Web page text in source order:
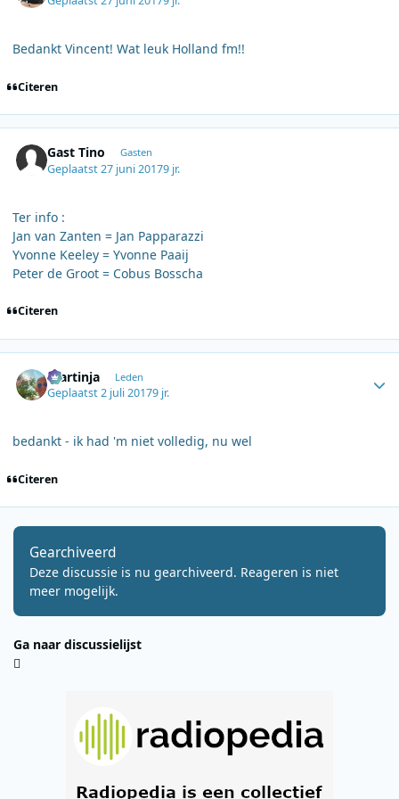
Bedankt Vincent! Wat leuk Holland fm!!
Citeren
Gast Tino Gasten
Geplaatst27 juni 20179 jr.
Ter info :
Jan van Zanten = Jan Papparazzi
Yvonne Keeley = Yvonne Paaij
Peter de Groot = Cobus Bosscha
Citeren
martinja Leden
Geplaatst2 juli 20179 jr.
bedankt - ik had 'm niet volledig, nu wel
Citeren
Gearchiveerd
Deze discussie is nu gearchiveerd. Reageren is niet
meer mogelijk.
Ga naar discussielijst